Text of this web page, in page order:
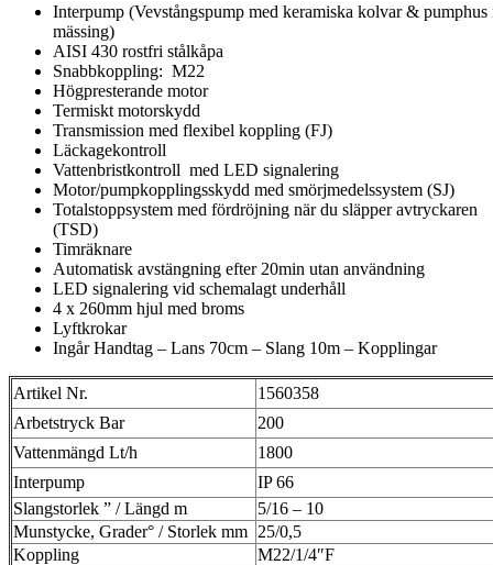
Interpump (Vevstångspump med keramiska kolvar & pumphus
mässing)
AISI 430 rostfri stålkåpa
Snabbkoppling: M22
Högpresterande motor
Termiskt motorskydd
Transmission med flexibel koppling (FJ)
Läckagekontroll
Vattenbristkontroll med LED signalering
Motor/pumpkopplingsskydd med smörjmedelssystem (SJ)
Totalstoppsystem med fördröjning när du släpper avtryckaren
(TSD)
Timräknare
Automatisk avstängning efter 20min utan användning
LED signalering vid schemalagt underhåll
4 x 260mm hjul med broms
Lyftkrokar
Ingår Handtag – Lans 70cm – Slang 10m – Kopplingar
Artikel Nr.
1560358
Arbetstryck Bar
200
Vattenmängd Lt/h
1800
Interpump
IP 66
Slangstorlek ” / Längd m
5/16 – 10
Munstycke, Grader° / Storlek mm 25/0,5
Koppling
M22/1/4″F